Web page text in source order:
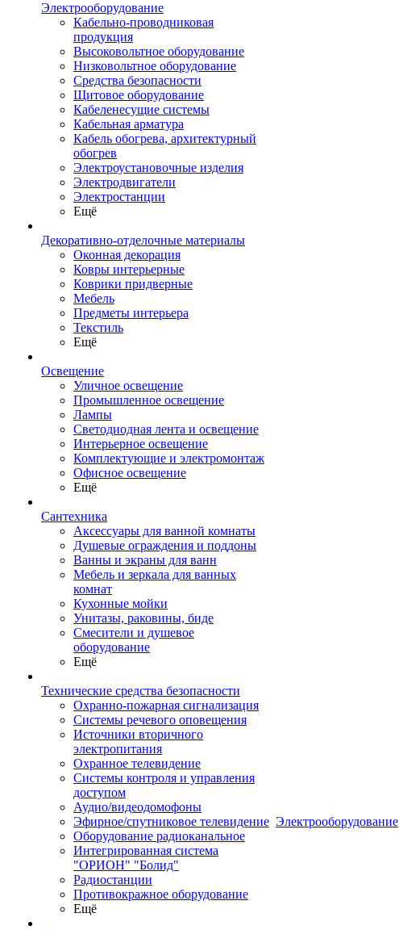
Электрооборудование
Кабельно-проводниковая
продукция
Высоковольтное оборудование
Низковольтное оборудование
Средства безопасности
Щитовое оборудование
Кабеленесущие системы
Кабельная арматура
Кабель обогрева, архитектурный
обогрев
Электроустановочные изделия
Электродвигатели
Электростанции
Ещё
Декоративно-отделочные материалы
Оконная декорация
Ковры интерьерные
Коврики придверные
Мебель
Предметы интерьера
Текстиль
Ещё
Освещение
Уличное освещение
Промышленное освещение
Лампы
Светодиодная лента и освещение
Интерьерное освещение
Комплектующие и электромонтаж
Офисное освещение
Ещё
Сантехника
Аксессуары для ванной комнаты
Душевые ограждения и поддоны
Ванны и экраны для ванн
Мебель и зеркала для ванных
комнат
Кухонные мойки
Унитазы, раковины, биде
Смесители и душевое
оборудование
Ещё
Технические средства безопасности
Охранно-пожарная сигнализация
Системы речевого оповещения
Источники вторичного
электропитания
Охранное телевидение
Системы контроля и управления
доступом
Аудио/видеодомофоны
Эфирное/спутниковое телевидение
Оборудование радиоканальное
Интегрированная система
"ОРИОН" "Болид"
Радиостанции
Противокражное оборудование
Ещё
Электрооборудование